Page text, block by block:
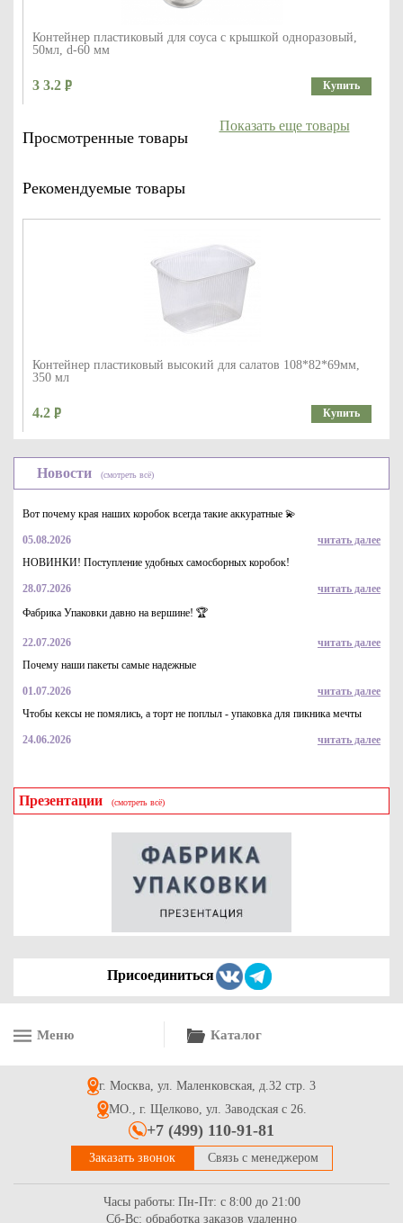
Контейнер пластиковый для соуса с крышкой одноразовый,
50мл, d-60 мм
3 3.2 Купить
Просмотренные товары
Рекомендуемые товары
Контейнер пластиковый высокий для салатов 108*82*69мм,
350 мл
4.2 Купить
Контейнер одноразовый пластиковый для салатов (салатник),
7.7 Купить
Крышка к контейнеру для суши и роллов (КД-311) для
нескольких порций (сетов), р-р 262*200*45
Контейнер салатница (пластиковый салатник) (КД-105), 660
Показать еще товары
Новости (смотреть всё)
Вот почему края наших коробок всегда такие аккуратные 💫
05.08.2026
читать далее
НОВИНКИ! Поступление удобных самосборных коробок!
28.07.2026
читать далее
Фабрика Упаковки давно на вершине! 🏆
22.07.2026
читать далее
Почему наши пакеты самые надежные
01.07.2026
читать далее
Чтобы кексы не помялись, а торт не поплыл - упаковка для пикника мечты
24.06.2026 читать далее
Презентации (смотреть всё)
Присоединиться
Меню Каталог
г. Москва, ул. Маленковская, д.32 стр. 3
МО., г. Щелково, ул. Заводская с 26.
+7 (499) 110-91-81
Заказать звонок Связь с менеджером
Часы работы: Пн-Пт: с 8:00 до 21:00
Сб-Вс: обработка заказов удаленно